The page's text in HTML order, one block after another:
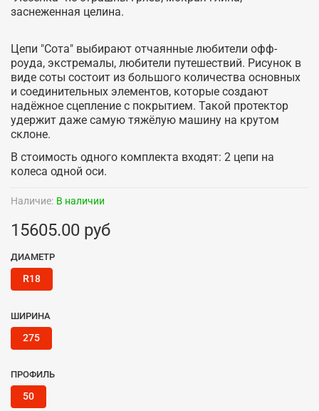
Наличие: В наличии
15605.00 руб
ДИАМЕТР
R18
ШИРИНА
275
ПРОФИЛЬ
50
заснеженная целина.
Цепи "Сота" выбирают отчаянные любители офф-
роуда, экстремалы, любители путешествий. Рисунок в
виде соты состоит из большого количества основных
и соединительных элементов, которые создают
надёжное сцепление с покрытием. Такой протектор
удержит даже самую тяжёлую машину на крутом
склоне.
В стоимость одного комплекта входят: 2 цепи на
колеса одной оси.